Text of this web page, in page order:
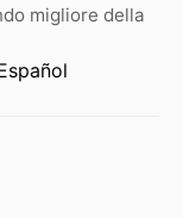
migliore della